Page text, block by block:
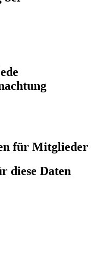
für Mitglieder
diese Daten